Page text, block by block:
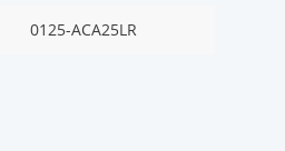
0125-ACA25LR